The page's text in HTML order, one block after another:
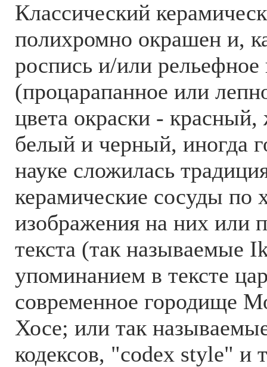
Классический
полихромно окрашен и,
роспись и/или рельефное
(процарапанное или
цвета окраски -
белый и черный, иногда
науке сложилась
керамические сосуды по
изображения на них или
текста (так называемые
упоминанием в тексте
современное городище
Хосе; или так
кодексов, "codex style" и